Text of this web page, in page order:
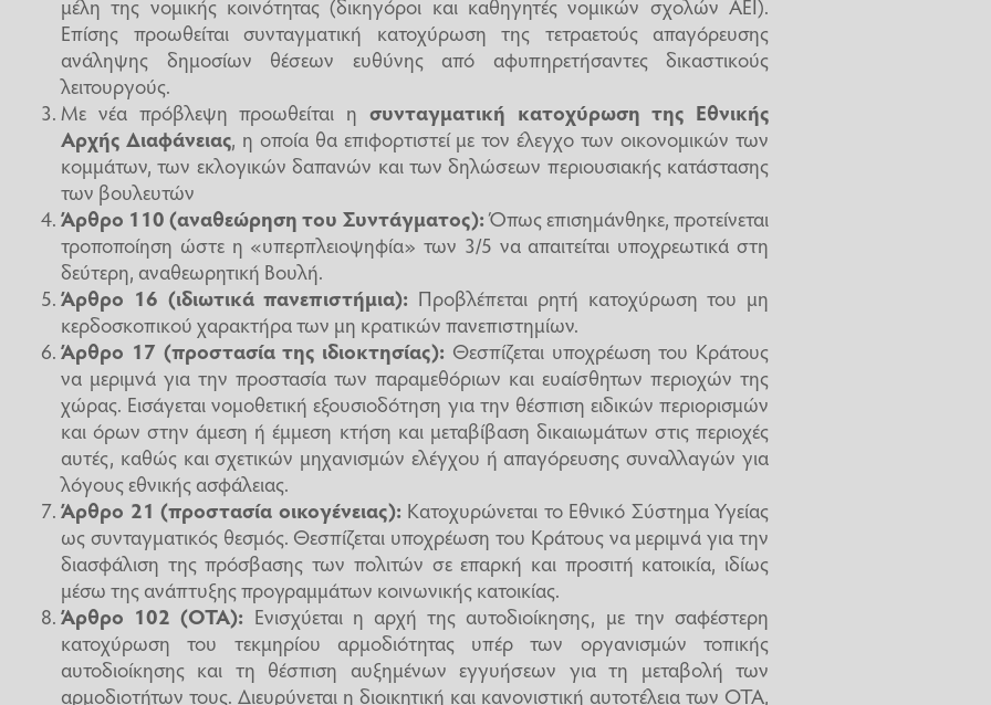
Επίσης προωθείται συνταγματική κατοχύρωση της τετραετούς απαγόρευσης
ανάληψης δημοσίων θέσεων ευθύνης από αφυπηρετήσαντες δικαστικούς
λειτουργούς.
Με νέα πρόβλεψη προωθείται η συνταγματική κατοχύρωση της Εθνικής
Αρχής Διαφάνειας, η οποία θα επιφορτιστεί με τον έλεγχο των οικονομικών των
κομμάτων, των εκλογικών δαπανών και των δηλώσεων περιουσιακής κατάστασης
των βουλευτών
Άρθρο 110 (αναθεώρηση του Συντάγματος):Όπως επισημάνθηκε, προτείνεται
τροποποίηση ώστε η «υπερπλειοψηφία» των 3/5 να απαιτείται υποχρεωτικά στη
δεύτερη, αναθεωρητική Βουλή.
Άρθρο 16 (ιδιωτικά πανεπιστήμια): Προβλέπεται ρητή κατοχύρωση του μη
κερδοσκοπικού χαρακτήρα των μη κρατικών πανεπιστημίων.
Άρθρο 17 (προστασία της ιδιοκτησίας): Θεσπίζεται υποχρέωση του Κράτους
να μεριμνά για την προστασία των παραμεθόριων και ευαίσθητων περιοχών της
χώρας. Εισάγεται νομοθετική εξουσιοδότηση για την θέσπιση ειδικών περιορισμών
και όρων στην άμεση ή έμμεση κτήση και μεταβίβαση δικαιωμάτων στις περιοχές
αυτές, καθώς και σχετικών μηχανισμών ελέγχου ή απαγόρευσης συναλλαγών για
λόγους εθνικής ασφάλειας.
Άρθρο 21 (προστασία οικογένειας): Κατοχυρώνεται το Εθνικό Σύστημα Υγείας
ως συνταγματικός θεσμός. Θεσπίζεται υποχρέωση του Κράτους να μεριμνά για την
διασφάλιση της πρόσβασης των πολιτών σε επαρκή και προσιτή κατοικία, ιδίως
μέσω της ανάπτυξης προγραμμάτων κοινωνικής κατοικίας.
Άρθρο 102 (ΟΤΑ): Ενισχύεται η αρχή της αυτοδιοίκησης, με την σαφέστερη
κατοχύρωση του τεκμηρίου αρμοδιότητας υπέρ των οργανισμών τοπικής
αυτοδιοίκησης και τη θέσπιση αυξημένων εγγυήσεων για τη μεταβολή των
αρμοδιοτήτων τους. Διευρύνεται η διοικητική και κανονιστική αυτοτέλεια των ΟΤΑ,